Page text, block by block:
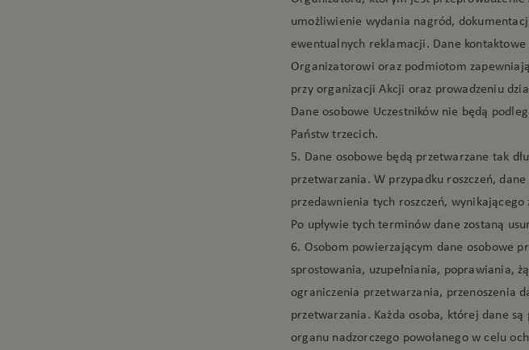
umożliwienie wydania nagród,
ewentualnych reklamacji. Dane kontaktowe
Organizatorowi oraz podmiotom
przy organizacji Akcji oraz prowadzeniu
Dane osobowe Uczestników nie będą
Państw trzecich.
5. Dane osobowe będą przetwarzane tak
przetwarzania. W przypadku roszczeń,
przedawnienia tych roszczeń,
Po upływie tych terminów dane zostaną
6. Osobom powierzającym dane osobowe
sprostowania, uzupełniania, poprawiania,
ograniczenia przetwarzania, przenoszenia
przetwarzania. Każda osoba, której dane
organu nadzorczego powołanego w celu